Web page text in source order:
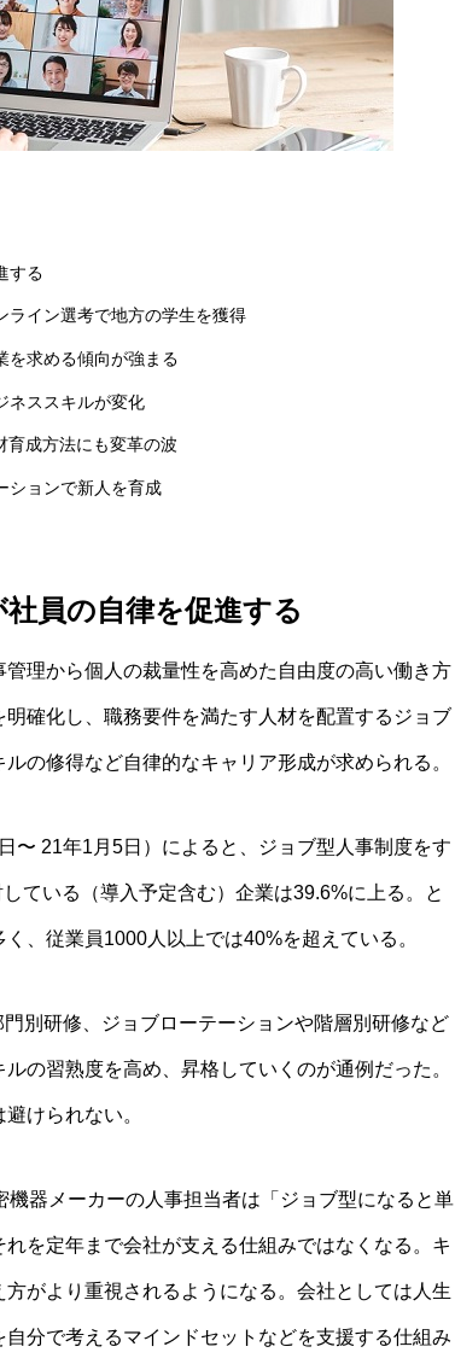
する
ライン選考で地方の学生を獲得
を求める傾向が強まる
ネススキルが変化
育成方法にも変革の波
ションで新人を育成
員の自律を促進する
理から個人の裁量性を高めた自由度の高い働き方
確化し、職務要件を満たす人材を配置するジョブ
の修得など自律的なキャリア形成が求められる。
〜 21年1月5日）によると、ジョブ型人事制度をす
ている（導入予定含む）企業は39.6%に上る。と
、従業員1000人以上では40%を超えている。
別研修、ジョブローテーションや階層別研修など
の習熟度を高め、昇格していくのが通例だった。
けられない。
器メーカーの人事担当者は「ジョブ型になると単
を定年まで会社が支える仕組みではなくなる。キ
がより重視されるようになる。会社としては人生
分で考えるマインドセットなどを支援する仕組み